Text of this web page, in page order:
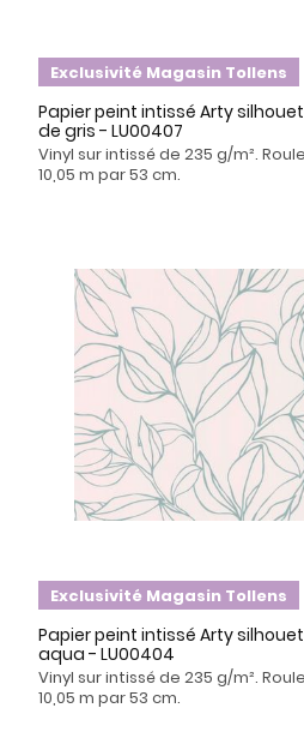
Exclusivité Magasin Tollens
Papier peint intissé Arty
de gris - LU00407
Vinyl sur intissé de 235 g/m².
10,05 m par 53 cm.
Exclusivité Magasin Tollens
Papier peint intissé Arty
aqua - LU00404
Vinyl sur intissé de 235 g/m².
10,05 m par 53 cm.